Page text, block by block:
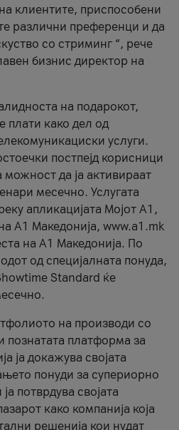
клиентите, приспособени
различни преференци и да
со стриминг “, рече
бизнис директор на
на подарокот,
плати како дел од
услуги.
постпејд корисници
можност да ја активираат
месечно. Услугата
апликацијата Мојот A1,
А1 Македонија, www.a1.mk
на А1 Македонија. По
од специјалната понуда,
Standard ќе
на производи со
познатата платформа за
ја докажува својата
понуди за супериорно
потврдува својата
како компанија која
решенија кои нудат